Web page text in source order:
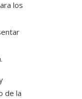
los
de la